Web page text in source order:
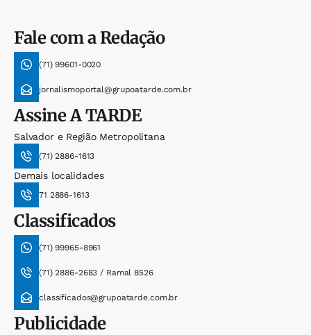
Fale com a Redação
(71) 99601-0020
jornalismoportal@grupoatarde.com.br
AssineA TARDE
Salvador e Região Metropolitana
(71) 2886-1613
Demais localidades
71 2886-1613
Classificados
(71) 99965-8961
(71) 2886-2683 / Ramal 8526
classificados@grupoatarde.com.br
Publicidade